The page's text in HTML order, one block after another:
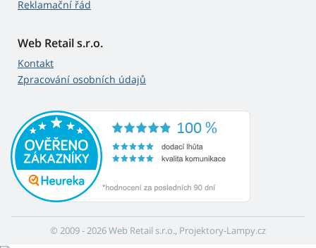
Reklamační řád
Web Retail s.r.o.
Kontakt
Zpracování osobních údajů
© 2009 - 2026 Web Retail s.r.o., Projektory-Lampy.cz